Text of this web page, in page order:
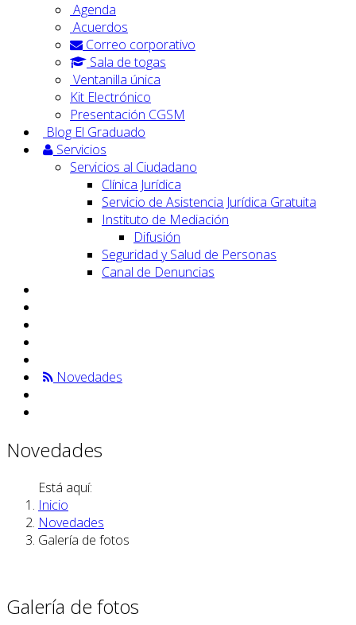
Agenda
Acuerdos
Correo corporativo
Sala de togas
Ventanilla única
Kit Electrónico
Presentación CGSM
Blog El Graduado
Servicios
Servicios al Ciudadano
Clínica Jurídica
Servicio de Asistencia Jurídica Gratuita
Instituto de Mediación
Difusión
Seguridad y Salud de Personas
Canal de Denuncias
Novedades
Novedades
Está aquí:
Inicio
Novedades
Galería de fotos
Galería de fotos